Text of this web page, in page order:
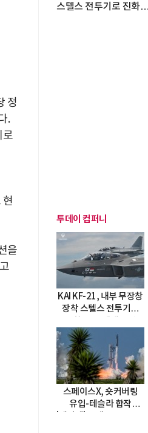
정
.
로
현
을
스텔스 전투기로 진화
투데이 컴퍼니
KAI KF-21, 내부 무장창
장착 스텔스 전투기로
스페이스X, 숏커버링
유입-테슬라 합작